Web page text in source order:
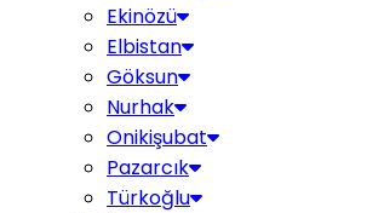
Ekinözü
Elbistan
Göksun
Nurhak
Onikişubat
Pazarcık
Türkoğlu